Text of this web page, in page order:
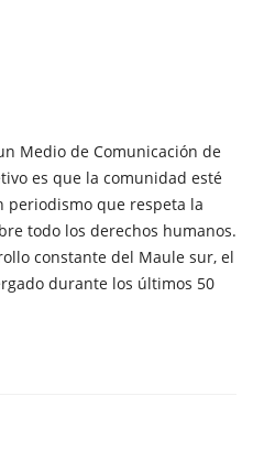
Medio de Comunicación de
es que la comunidad esté
periodismo que respeta la
todo los derechos humanos.
constante del Maule sur, el
durante los últimos 50